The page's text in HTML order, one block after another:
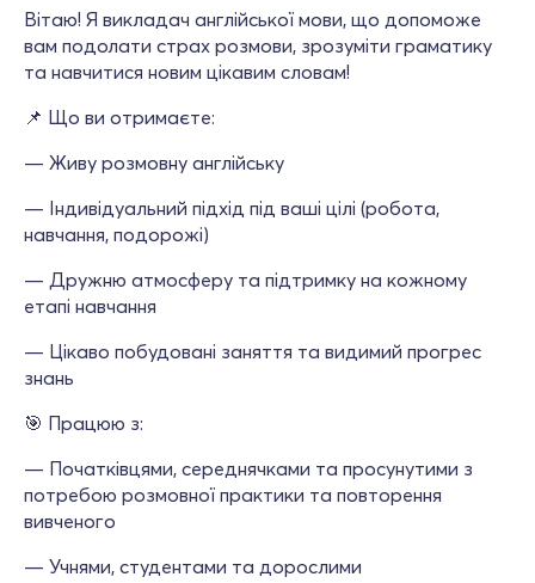
Вітаю! Я викладач англійської мови, що допоможе
вам подолати страх розмови, зрозуміти граматику
та навчитися новим цікавим словам!
📌 Що ви отримаєте:
— Живу розмовну англійську
— Індивідуальний підхід під ваші цілі (робота,
навчання, подорожі)
— Дружню атмосферу та підтримку на кожному
етапі навчання
— Цікаво побудовані заняття та видимий прогрес
знань
🎯 Працюю з:
— Початківцями, середнячками та просунутими з
потребою розмовної практики та повторення
вивченого
— Учнями, студентами та дорослими